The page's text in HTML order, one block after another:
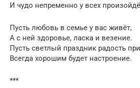
И чудо непременно у всех
Пусть любовь в семье у вас живёт,
А с ней здоровье, ласка и везение.
Пусть светлый праздник радость
Всегда хорошим будет настроение.
***